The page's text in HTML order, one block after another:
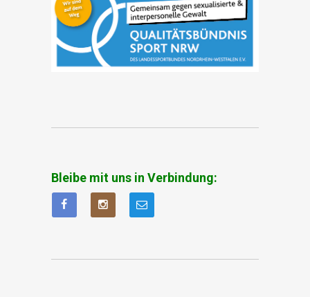
Bleibe mit uns in Verbindung: